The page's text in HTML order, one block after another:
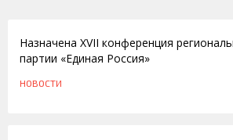
Назначена XVII конференция
партии «Единая Россия»
НОВОСТИ